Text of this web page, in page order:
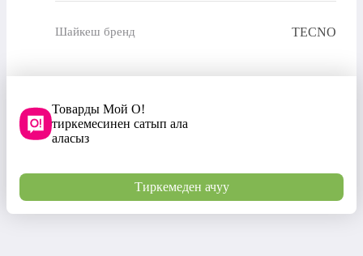
Шайкеш бренд TECNO
Товарды Мой О!
тиркемесинен сатып ала
аласыз
Тиркемеден ачуу